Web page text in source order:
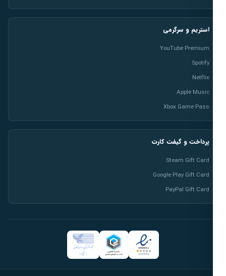
استریم و سرگرمی
YouTube Premium
Spotify
Netflix
Apple Music
Xbox Game Pass
پرداخت و گیفت کارت
Steam Gift Card
Google Play Gift Card
PayPal Gift Card